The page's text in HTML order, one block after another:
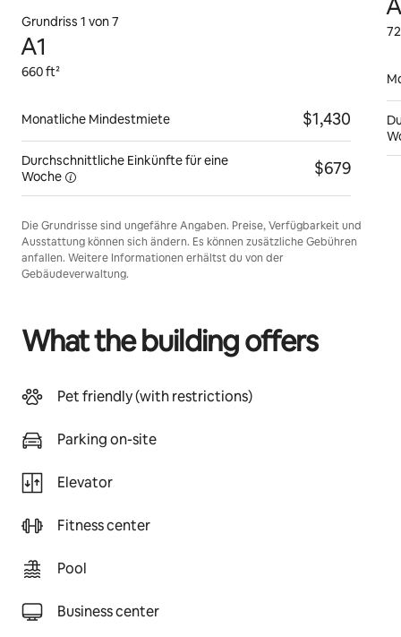
Grundriss 1 von 7
A1
660 ft²
Monatliche Mindestmiete $1,430
Durchschnittliche Einkünfte für eine
Woche
$679
Die Grundrisse sind ungefähre Angaben. Preise, Verfügbarkeit und
Ausstattung können sich ändern. Es können zusätzliche Gebühren
anfallen. Weitere Informationen erhältst du von der
Gebäudeverwaltung.
What the building offers
Pet friendly (with restrictions)
Parking on-site
Elevator
Fitness center
Pool
Business center